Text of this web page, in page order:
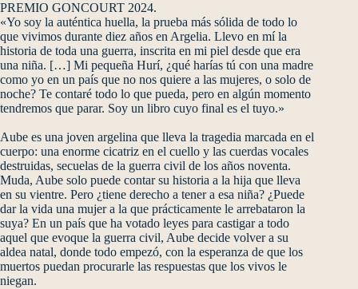
PREMIO GONCOURT 2024.
«Yo soy la auténtica huella, la prueba más sólida de todo lo
que vivimos durante diez años en Argelia. Llevo en mí la
historia de toda una guerra, inscrita en mi piel desde que era
una niña. […] Mi pequeña Hurí, ¿qué harías tú con una madre
como yo en un país que no nos quiere a las mujeres, o solo de
noche? Te contaré todo lo que pueda, pero en algún momento
tendremos que parar. Soy un libro cuyo final es el tuyo.»
Aube es una joven argelina que lleva la tragedia marcada en el
cuerpo: una enorme cicatriz en el cuello y las cuerdas vocales
destruidas, secuelas de la guerra civil de los años noventa.
Muda, Aube solo puede contar su historia a la hija que lleva
en su vientre. Pero ¿tiene derecho a tener a esa niña? ¿Puede
dar la vida una mujer a la que prácticamente le arrebataron la
suya? En un país que ha votado leyes para castigar a todo
aquel que evoque la guerra civil, Aube decide volver a su
aldea natal, donde todo empezó, con la esperanza de que los
muertos puedan procurarle las respuestas que los vivos le
niegan.